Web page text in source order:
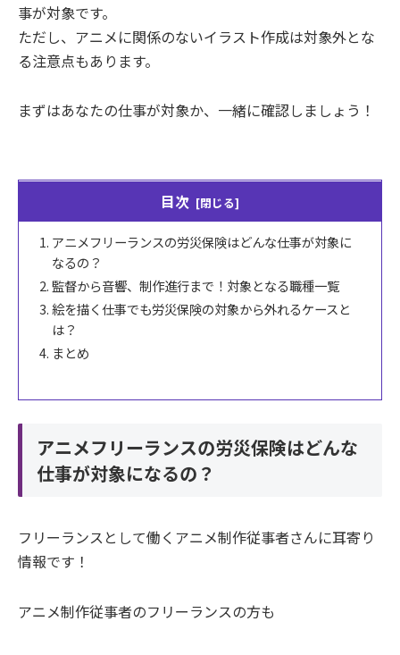
事が対象です。
ただし、アニメに関係のないイラスト作成は対象外とな
る注意点もあります。
まずはあなたの仕事が対象か、一緒に確認しましょう！
目次
アニメフリーランスの労災保険はどんな仕事が対象に
なるの？
監督から音響、制作進行まで！対象となる職種一覧
絵を描く仕事でも労災保険の対象から外れるケースと
は？
まとめ
アニメフリーランスの労災保険はどんな
仕事が対象になるの？
フリーランスとして働くアニメ制作従事者さんに耳寄り
情報です！
アニメ制作従事者のフリーランスの方も